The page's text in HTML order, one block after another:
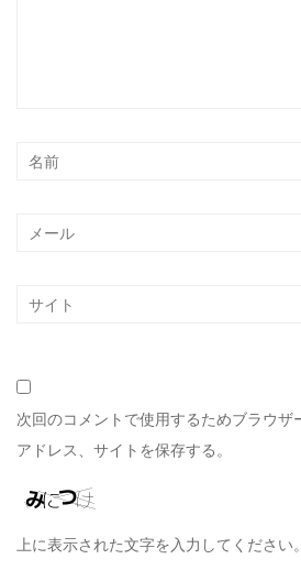
次回のコメントで使用するためブラウザ
アドレス、サイトを保存する。
上に表示された文字を入力してください。